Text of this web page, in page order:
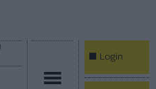
Login